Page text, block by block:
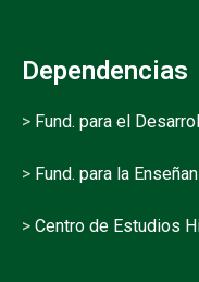
Dependencias
> Fund. para el
> Fund. para la
> Centro de Estudios